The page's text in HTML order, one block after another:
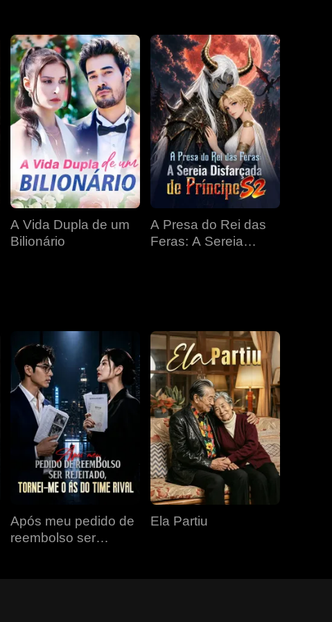
EP 34 EP 35 EP 36
EP 37 EP 38 EP 39
A Vida Dupla de um
Bilionário
A Presa do Rei das
Feras: A Sereia
Após meu pedido de
reembolso ser
Ela Partiu